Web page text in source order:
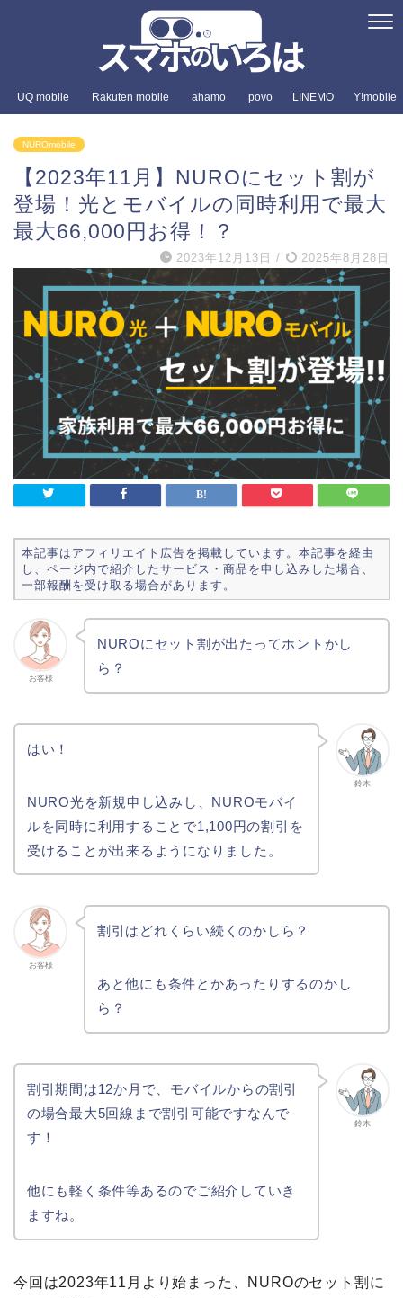
UQ mobile Rakuten mobile ahamo povo LINEMO Y!mobile
NUROmobile
【2023年11月】NUROにセット割が
登場！光とモバイルの同時利用で最大
最大66,000円お得！？
2023年12月13日 / 2025年8月28日
本記事はアフィリエイト広告を掲載しています。本記事を経由
し、ページ内で紹介したサービス・商品を申し込みした場合、
一部報酬を受け取る場合があります。
お客様
NUROにセット割が出たってホントかし
ら？
鈴木
はい！
NURO光を新規申し込みし、NUROモバイ
ルを同時に利用することで1,100円の割引を
受けることが出来るようになりました。
お客様
割引はどれくらい続くのかしら？
あと他にも条件とかあったりするのかし
ら？
鈴木
割引期間は12か月で、モバイルからの割引
の場合最大5回線まで割引可能ですなんで
す！
他にも軽く条件等あるのでご紹介していき
ますね。
今回は2023年11月より始まった、NUROのセット割に